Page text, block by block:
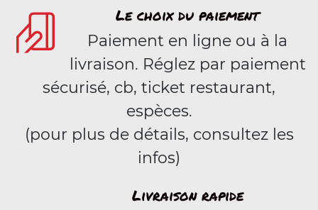
Le choix du paiement
Paiement en ligne ou à la
livraison. Réglez par paiement
sécurisé, cb, ticket restaurant,
espèces.
(pour plus de détails, consultez les
infos)
Livraison rapide